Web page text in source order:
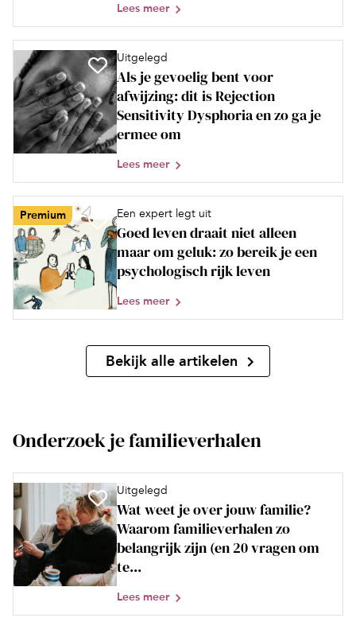
Lees meer
Uitgelegd
Als je gevoelig bent voor
afwijzing: dit is Rejection
Sensitivity Dysphoria en zo ga je
ermee om
Lees meer
Premium Een expert legt uit
Goed leven draait niet alleen
maar om geluk: zo bereik je een
psychologisch rijk leven
Lees meer
Bekijk alle artikelen
Onderzoek je familieverhalen
Uitgelegd
Wat weet je over jouw familie?
Waarom familieverhalen zo
belangrijk zijn (en 20 vragen om
te...
Lees meer